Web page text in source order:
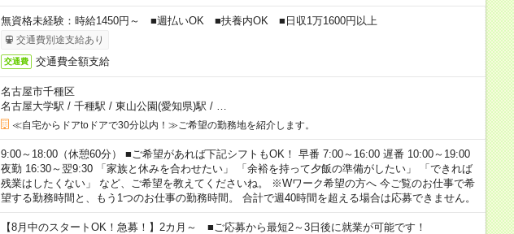
無資格未経験：時給1450円～ ■週払いOK ■扶養内OK ■日収1万1600円以上
交通費別途支給あり
交通費 交通費全額支給
名古屋市千種区
名古屋大学駅 / 千種駅 / 東山公園(愛知県)駅 /
≪自宅からドアtoドアで30分以内！≫ご希望の勤務地を紹介します。
9:00～18:00（休憩60分） ■ご希望があれば下記シフトもOK！ 早番 7:00～16:00 遅番 10:00～19:00
夜勤 16:30～翌9:30 「家族と休みを合わせたい」 「余裕を持って夕飯の準備がしたい」 「できれば
残業はしたくない」 など、ご希望を教えてくださいね。 ※Wワーク希望の方へ 今ご覧のお仕事で希
望する勤務時間と、もう1つのお仕事の勤務時間。 合計で週40時間を超える場合は応募できません。
【8月中のスタートOK！急募！】2カ月～ ■ご応募から最短2～3日後に就業が可能です！